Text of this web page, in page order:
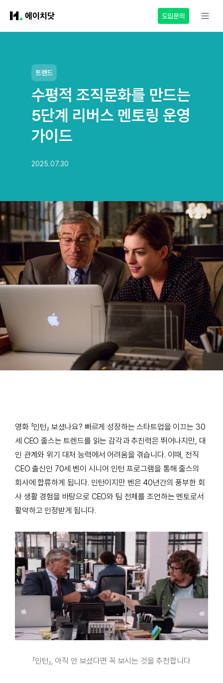
도입문의
트렌드
수평적 조직문화를 만드는
5단계 리버스 멘토링 운영
가이드
2025.07.30
영화 「인턴」 보셨나요? 빠르게 성장하는 스타트업을 이끄는 30
세 CEO 줄스는트렌드를 읽는 감각과 추진력은 뛰어나지만, 대
인 관계와 위기 대처 능력에서 어려움을 겪습니다. 이때, 전직
CEO 출신인 70세 벤이 시니어 인턴 프로그램을 통해 줄스의
회사에 합류하게 됩니다. 인턴이지만 벤은 40년간의 풍부한 회
사 생활 경험을 바탕으로 CEO와 팀 전체를 조언하는 멘토로서
활약하고 인정받게 됩니다.
「인턴」, 아직 안 보셨다면 꼭 보시는 것을 추천합니다